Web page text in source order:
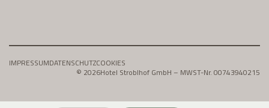
IMPRESSUMDATENSCHUTZCOOKIES
© 2026Hotel Stroblhof GmbH – MWST-Nr. 00743940215